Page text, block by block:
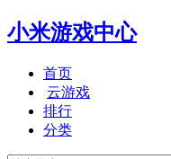
小米游戏中心
首页
云游戏
排行
分类